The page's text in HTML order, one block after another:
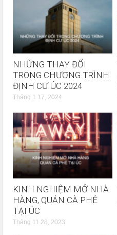
NHỮNG THAY ĐỔI
TRONG CHƯƠNG TRÌNH
ĐỊNH CƯ ÚC 2024
Tháng 1 17, 2024
KINH NGHIỆM MỞ NHÀ
HÀNG, QUÁN CÀ PHÊ
TẠI ÚC
Tháng 11 28, 2023